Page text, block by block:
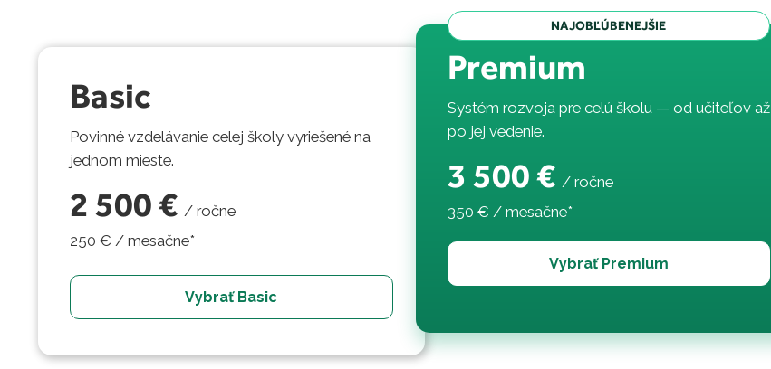
Basic
Povinné vzdelávanie celej školy vyriešené na
jednom mieste.
2 500 € / ročne
250 € / mesačne*
Vybrať Basic
NAJOBĽÚBENEJŠIE
Premium
Systém rozvoja pre celú školu — od učiteľov až
po jej vedenie.
3 500 € /ročne
350 € / mesačne*
Vybrať Premium